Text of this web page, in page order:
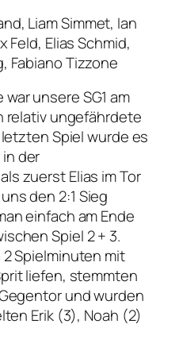
Liam Simmet, Ian
Feld, Elias Schmid,
Fabiano Tizzone
unsere SG1 am
relativ ungefährdete
Spiel wurde es
der
zuerst Elias im Tor
den 2:1 Sieg
einfach am Ende
Spiel 2 + 3.
Spielminuten mit
liefen, stemmten
und wurden
Erik (3), Noah (2)